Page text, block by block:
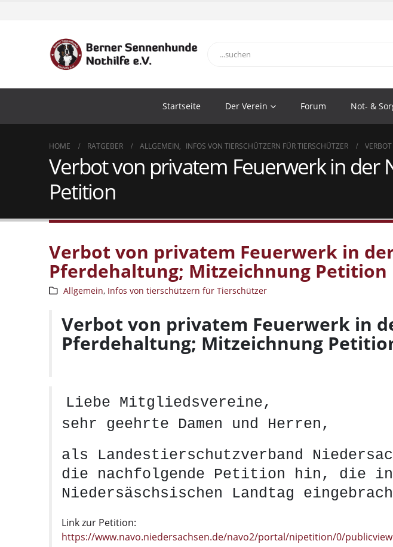
Startseite Der Verein Forum Not- &
HOME RATGEBER ALLGEMEIN, INFOS VON TIERSCHÜTZERN FÜR TIERSCHÜTZER
Verbot von privatem Feuerwerk in der
Petition
Verbot von privatem Feuerwerk in
Pferdehaltung; Mitzeichnung Petition
Allgemein, Infos von tierschützern für Tierschützer
Verbot von privatem Feuerwerk in
Pferdehaltung; Mitzeichnung
Liebe Mitgliedsvereine,
sehr geehrte Damen und Herren,
als Landestierschutzverband
die nachfolgende Petition hin, die in
Niedersäschsischen Landtag
Link zur Petition:
https://www.navo.niedersachsen.de/navo2/portal/nipetition/0/